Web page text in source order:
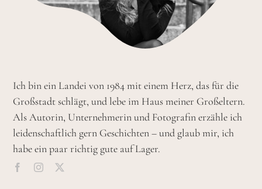
Ich bin ein Landei von 1984 mit einem Herz, das für die
Großstadt schlägt, und lebe im Haus meiner Großeltern.
Als Autorin, Unternehmerin und Fotografin erzähle ich
leidenschaftlich gern Geschichten – und glaub mir, ich
habe ein paar richtig gute auf Lager.